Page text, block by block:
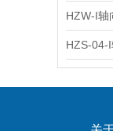
HZW-I轴
HZS-04-